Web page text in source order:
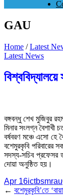
GAU
Home /Latest
Latest News
বিশ্ববিদ্যালয়ে
বঙ্গবন্ধু শেখ মুজিবুর
মিনার সংলগ্ন বৈশাখী
বর্ষবরণ মঞ্চে এসো হে
বশেমুরকৃবি পরিবারের
সদস্য-সচিব প্রফেসর ড.
দোয়া অনুষ্ঠিত হয়।
Apr 16ictbsmrau
← বশেমুরকৃবি’তে